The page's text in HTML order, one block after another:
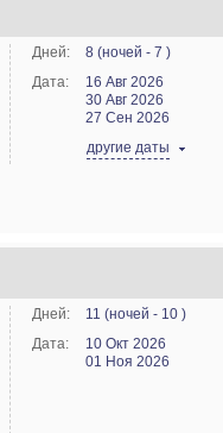
Дней:
8 (ночей - 7 )
Дата:
16 Авг 2026
30 Авг 2026
27 Сен 2026
другие даты
Дней:
11 (ночей - 10 )
Дата:
10 Окт 2026
01 Ноя 2026